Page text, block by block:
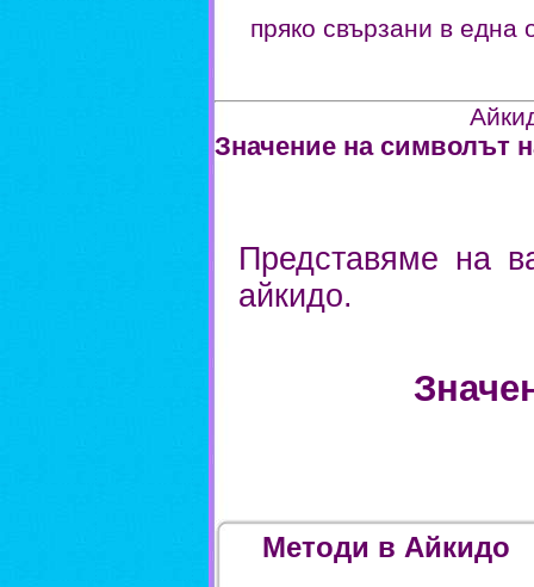
пряко свързани в
Значение на символът
Представяме на
айкидо.
Методи в Айкидо